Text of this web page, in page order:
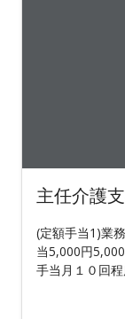
主任介護
(定額手当1)業
当5,000円
手当月１０回